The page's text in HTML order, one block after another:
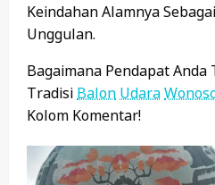
Keindahan Alamnya
Unggulan.
Bagaimana Pendapat
Tradisi Balon Udara
Kolom Komentar!